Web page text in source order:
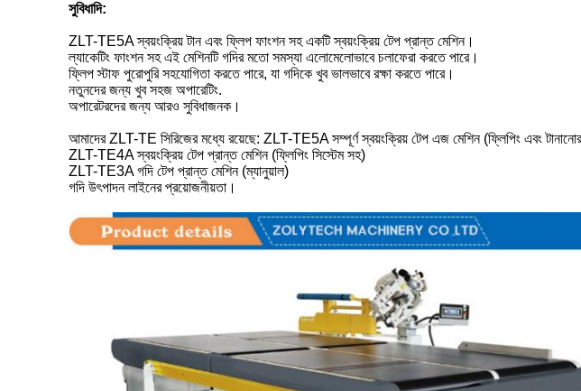
সুবিধাদি:
ZLT-TE5A স্বয়ংক্রিয় টান এবং ফ্লিপ ফাংশন সহ একটি স্বয়ংক্রিয় টেপ প্রান্ত মেশিন।
ল্যাকেটিং ফাংশন সহ এই মেশিনটি গদির মতো সমস্যা এলোমেলোভাবে চলাফেরা করতে পারে।
ফ্লিপ স্টাফ পুরোপুরি সহযোগিতা করতে পারে, যা গদিকে খুব ভালভাবে রক্ষা করতে পারে।
নতুনদের জন্য খুব সহজ অপারেটিং.
অপারেটরদের জন্য আরও সুবিধাজনক।
আমাদের ZLT-TE সিরিজের মধ্যে রয়েছে: ZLT-TE5A সম্পূর্ণ স্বয়ংক্রিয় টেপ এজ মেশিন (ফ্লিপিং এবং
ZLT-TE4A স্বয়ংক্রিয় টেপ প্রান্ত মেশিন (ফ্লিপিং সিস্টেম সহ)
ZLT-TE3A গদি টেপ প্রান্ত মেশিন (ম্যানুয়াল)
গদি উৎপাদন লাইনের প্রয়োজনীয়তা।